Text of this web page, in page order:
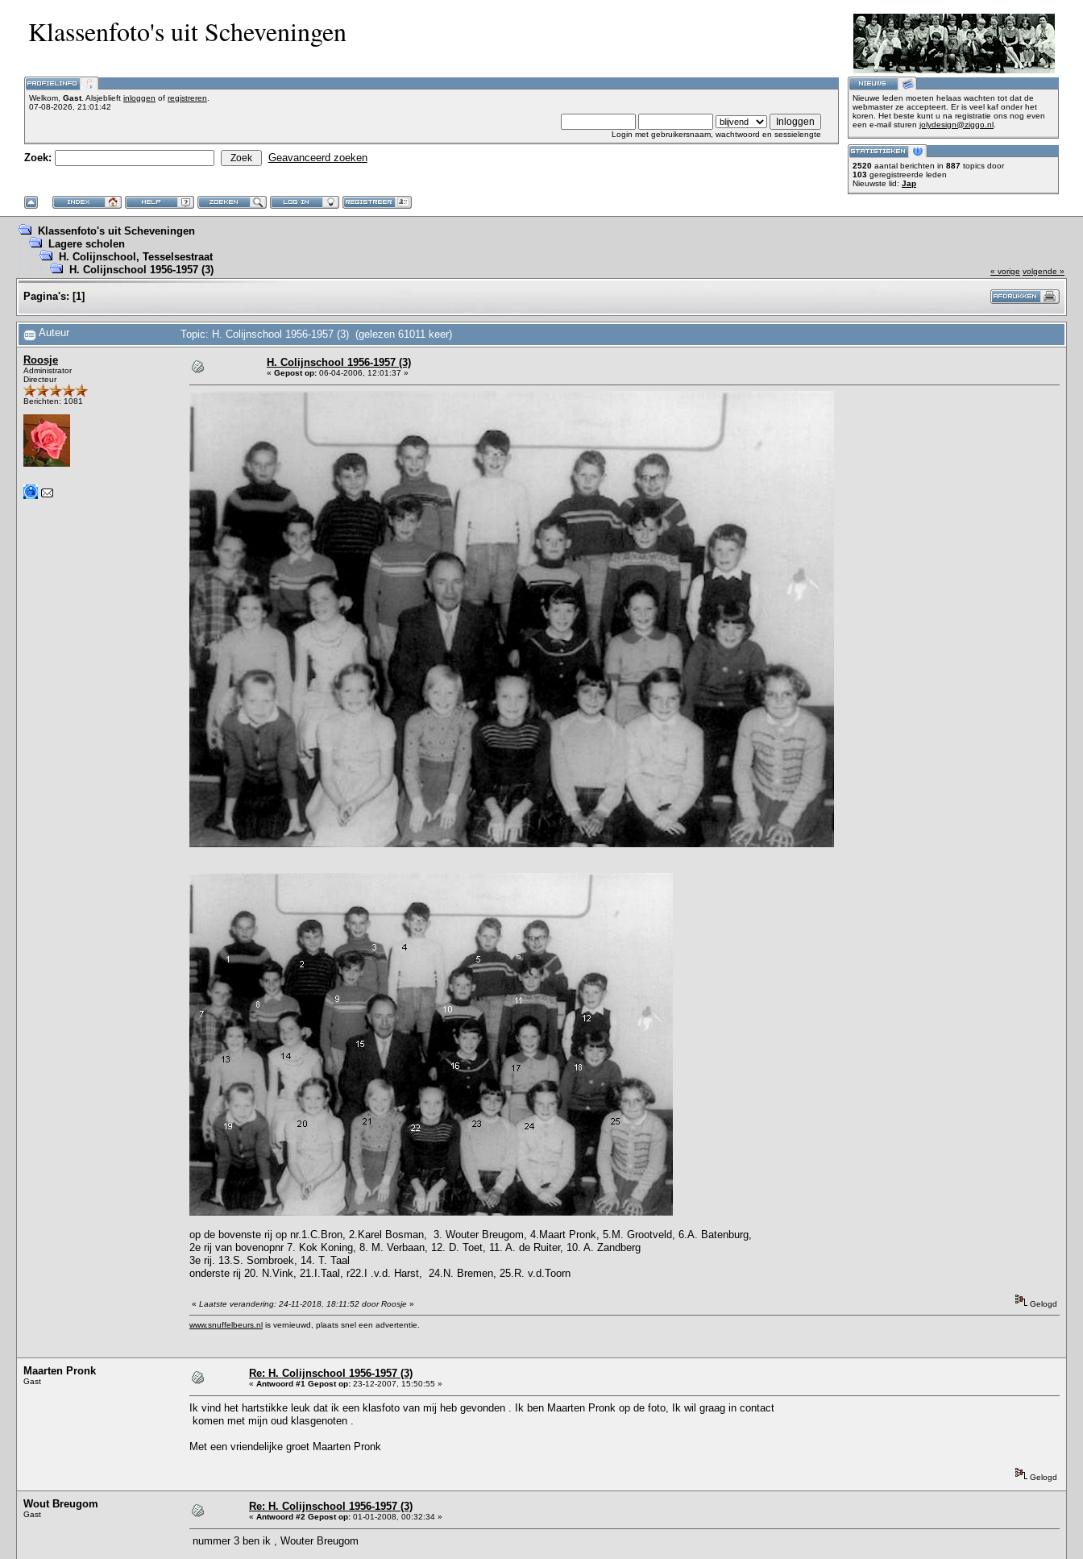
Klassenfoto's uit Scheveningen
Welkom, Gast. Alsjeblieft inloggen of registreren
07-08-2026, 21:01:42
Login met gebruikersnaam, wachtwoord en sessielengte
Zoek: Geavanceerd zoeken
Nieuwe leden moeten helaas wachten tot dat de
webmaster ze accepteert. Er is veel kaf onder het
koren. Het beste kunt u na registratie ons nog even
een e-mail sturen jolydesign@ziggo.nl
2520 aantal berichten in 887 topics door
103 geregistreerde leden
Nieuwste lid: Jap
Klassenfoto's uit Scheveningen
Lagere scholen
H. Colijnschool, Tesselsestraat
H. Colijnschool 1956-1957 (3)
« vorige volgende »
Pagina's: [1]
Auteur Topic: H. Colijnschool 1956-1957 (3) (gelezen 61011 keer)
Roosje
Administrator
Directeur
Berichten: 1081
H. Colijnschool 1956-1957 (3)
« Gepost op: 06-04-2006, 12:01:37 »
op de bovenste rij op nr.1.C.Bron, 2.Karel Bosman, 3. Wouter Breugom, 4.Maart Pronk, 5.M. Grootveld, 6.A. Batenburg,
2e rij van bovenopnr 7. Kok Koning, 8. M. Verbaan, 12. D. Toet, 11. A. de Ruiter, 10. A. Zandberg
3e rij. 13.S. Sombroek, 14. T. Taal
onderste rij 20. N.Vink, 21.I.Taal, r22.I .v.d. Harst, 24.N. Bremen, 25.R. v.d.Toorn
« Laatste verandering: 24-11-2018, 18:11:52 door Roosje » Gelogd
www.snuffelbeurs.nl is vernieuwd, plaats snel een advertentie.
Maarten Pronk
Gast
Re: H. Colijnschool 1956-1957 (3)
« Antwoord #1 Gepost op: 23-12-2007, 15:50:55 »
Ik vind het hartstikke leuk dat ik een klasfoto van mij heb gevonden . Ik ben Maarten Pronk op de foto, Ik wil graag in contact
komen met mijn oud klasgenoten .
Met een vriendelijke groet Maarten Pronk
Gelogd
Wout Breugom
Gast
Re: H. Colijnschool 1956-1957 (3)
« Antwoord #2 Gepost op: 01-01-2008, 00:32:34 »
nummer 3 ben ik , Wouter Breugom